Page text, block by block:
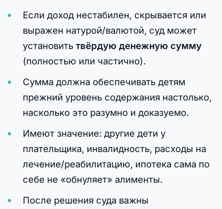
Если доход нестабилен, скрывается или
выражен натурой/валютой, суд может
установить твёрдую денежную сумму
(полностью или частично).
Сумма должна обеспечивать детям
прежний уровень содержания настолько,
насколько это разумно и доказуемо.
Имеют значение: другие дети у
плательщика, инвалидность, расходы на
лечение/реабилитацию, ипотека сама по
себе не «обнуляет» алименты.
После решения суда важны